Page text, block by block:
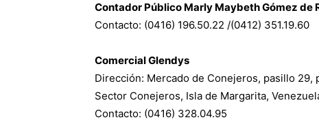
Contador Público Marly Maybeth Gómez de
Contacto: (0416) 196.50.22 /(0412) 351.19.60
Comercial Glendys
Dirección: Mercado de Conejeros, pasillo 29,
Sector Conejeros, Isla de Margarita,
Contacto: (0416) 328.04.95